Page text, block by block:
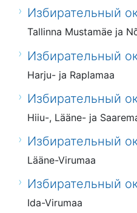
Избирательный
Tallinna Mustamäe ja
Избирательный
Harju- ja Raplamaa
Избирательный
Hiiu-, Lääne- ja
Избирательный
Lääne-Virumaa
Избирательный
Ida-Virumaa